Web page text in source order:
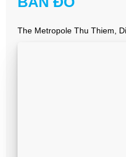
The Metropole Thu Thiem,